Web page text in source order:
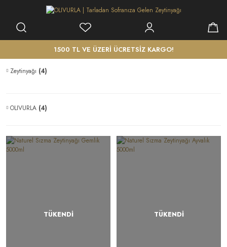
1500 TL VE ÜZERİ ÜCRETSİZ KARGO!
Zeytinyağı (4)
OLIVURLA (4)
TÜKENDİ TÜKENDİ